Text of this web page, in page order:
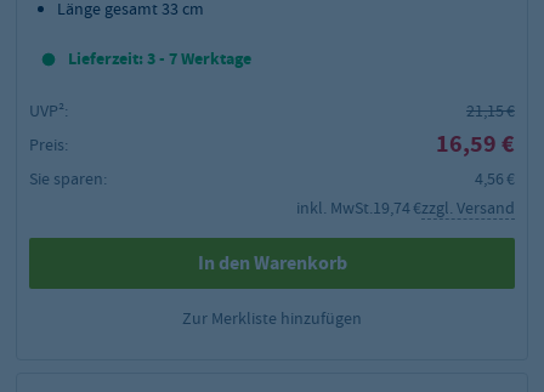
Länge gesamt 33 cm
Lieferzeit: 3 - 7 Werktage
UVP²:
21,15 €
Preis:
16,59 €
Sie sparen:
4,56 €
inkl. MwSt.19,74 €zzgl. Versand
In den Warenkorb
Zur Merkliste hinzufügen